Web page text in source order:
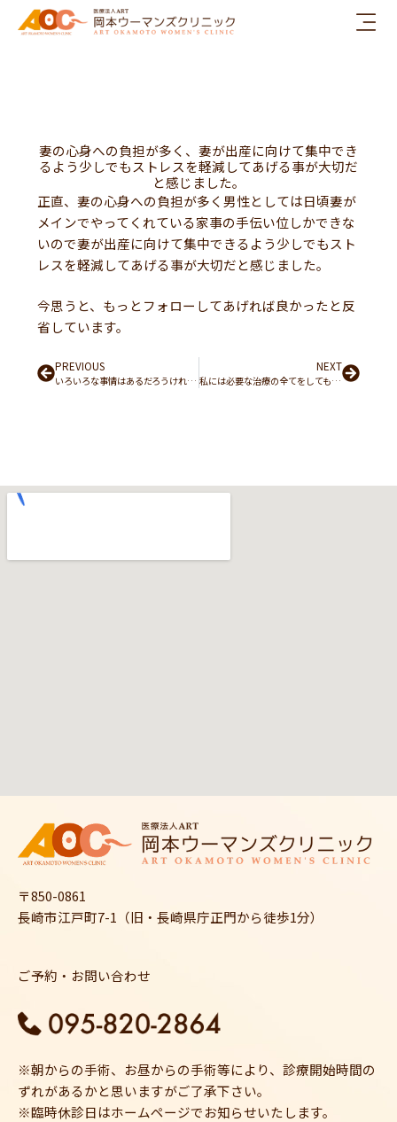
妻の心身への負担が多く、妻が出産に向けて集中でき
るよう少しでもストレスを軽減してあげる事が大切だ
と感じました。
正直、妻の心身への負担が多く男性としては日頃妻が
メインでやってくれている家事の手伝い位しかできな
いので妻が出産に向けて集中できるよう少しでもスト
レスを軽減してあげる事が大切だと感じました。
今思うと、もっとフォローしてあげれば良かったと反
省しています。
PrevPREVIOUS
いろいろな事情はあるだろうけれど、子どもを持つことにはタイムリミットがあるのだと痛感しました。
NEXT
私には必要な治療の全てをしてもらったと思っています。Next
〒850-0861
長崎市江戸町7-1（旧・長崎県庁正門から徒歩1分）
ご予約・お問い合わせ
※朝からの手術、お昼からの手術等により、診療開始時間の
ずれがあるかと思いますがご了承下さい。
※臨時休診日はホームページでお知らせいたします。